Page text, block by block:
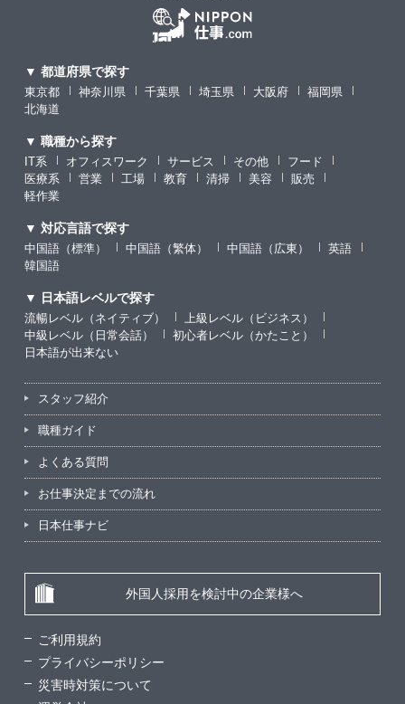
▼ 都道府県で探す
東京都 神奈川県 千葉県 埼玉県 大阪府
福岡県
北海道
▼ 職種から探す
IT系 オフィスワーク サービス その他
フード
医療系
営業 工場 教育 清掃 美容
販売
軽作業
▼ 対応言語で探す
中国語（標準） 中国語（繁体） 中国語（広東）
英語
韓国語
▼ 日本語レベルで探す
流暢レベル（ネイティブ）
上級レベル（ビジネス）
中級レベル（日常会話）
初心者レベル（かたこと）
日本語が出来ない
スタッフ紹介
職種ガイド
よくある質問
お仕事決定までの流れ
日本仕事ナビ
外国人採用を検討中の企業様へ
ご利用規約
プライバシーポリシー
災害時対策について